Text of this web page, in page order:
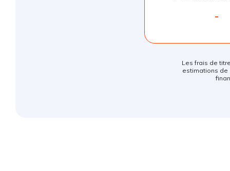
-
Les frais de
estimations de